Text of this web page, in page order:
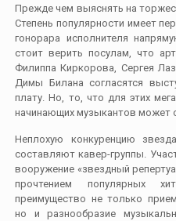
Прежде чем выяснять на
Степень популярности имеет
гонорара исполнителя
стоит верить посулам, что
Филиппа Киркорова, Сергея
Димы Билана согласятся
плату. Но, то, что для этих
начинающих музыкантов может
Неплохую конкуренцию
составляют кавер-группы.
вооружение «звездный
прочтением популярных
преимущество не только
но и разнообразие